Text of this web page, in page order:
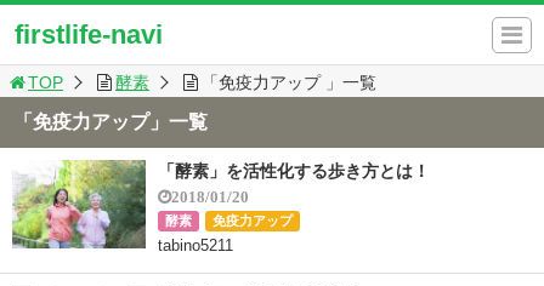
firstlife-navi
TOP 酵素 「免疫力アップ 」一覧
「免疫力アップ」一覧
「酵素」を活性化する歩き方とは！
2018/01/20
酵素 免疫力アップ
tabino5211